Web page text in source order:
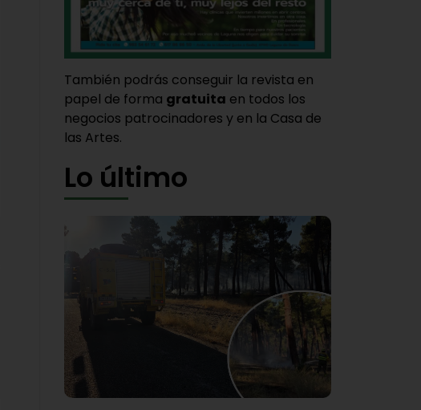
También podrás conseguir la revista en
papel de forma gratuita en todos los
negocios patrocinadores y en la Casa de
las Artes.
Lo último